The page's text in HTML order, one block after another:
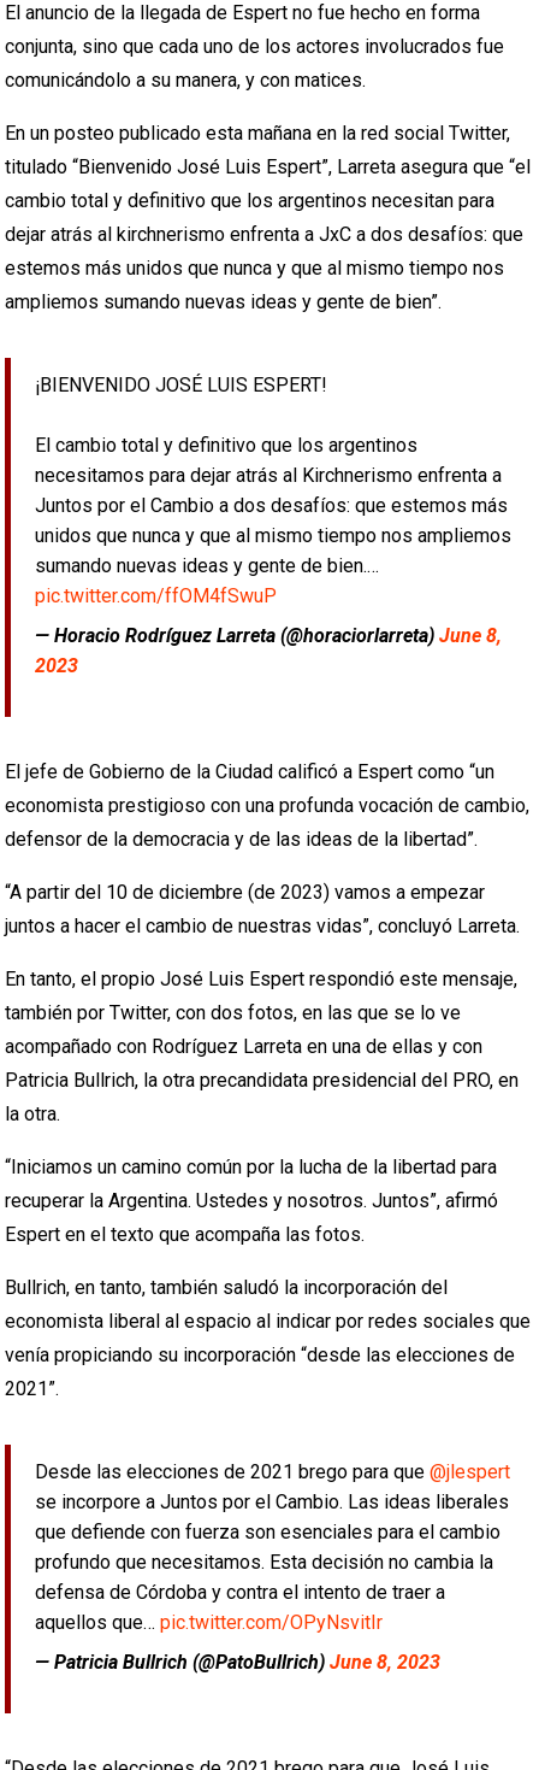
El anuncio de la llegada de Espert no fue hecho en forma
conjunta, sino que cada uno de los actores involucrados fue
comunicándolo a su manera, y con matices.
En un posteo publicado esta mañana en la red social Twitter,
titulado “Bienvenido José Luis Espert”, Larreta asegura que “el
cambio total y definitivo que los argentinos necesitan para
dejar atrás al kirchnerismo enfrenta a JxC a dos desafíos: que
estemos más unidos que nunca y que al mismo tiempo nos
ampliemos sumando nuevas ideas y gente de bien”.
¡BIENVENIDO JOSÉ LUIS ESPERT!
El cambio total y definitivo que los argentinos
necesitamos para dejar atrás al Kirchnerismo enfrenta a
Juntos por el Cambio a dos desafíos: que estemos más
unidos que nunca y que al mismo tiempo nos ampliemos
sumando nuevas ideas y gente de bien.…
pic.twitter.com/ffOM4fSwuP
— Horacio Rodríguez Larreta (@horaciorlarreta)June 8,
2023
El jefe de Gobierno de la Ciudad calificó a Espert como “un
economista prestigioso con una profunda vocación de cambio,
defensor de la democracia y de las ideas de la libertad”.
“A partir del 10 de diciembre (de 2023) vamos a empezar
juntos a hacer el cambio de nuestras vidas”, concluyó Larreta.
En tanto, el propio José Luis Espert respondió este mensaje,
también por Twitter, con dos fotos, en las que se lo ve
acompañado con Rodríguez Larreta en una de ellas y con
Patricia Bullrich, la otra precandidata presidencial del PRO, en
la otra.
“Iniciamos un camino común por la lucha de la libertad para
recuperar la Argentina. Ustedes y nosotros. Juntos”, afirmó
Espert en el texto que acompaña las fotos.
Bullrich, en tanto, también saludó la incorporación del
economista liberal al espacio al indicar por redes sociales que
venía propiciando su incorporación “desde las elecciones de
2021”.
Desde las elecciones de 2021 brego para que@jlespert
se incorpore a Juntos por el Cambio. Las ideas liberales
que defiende con fuerza son esenciales para el cambio
profundo que necesitamos. Esta decisión no cambia la
defensa de Córdoba y contra el intento de traer a
aquellos que…pic.twitter.com/OPyNsvitIr
— Patricia Bullrich (@PatoBullrich)June 8, 2023